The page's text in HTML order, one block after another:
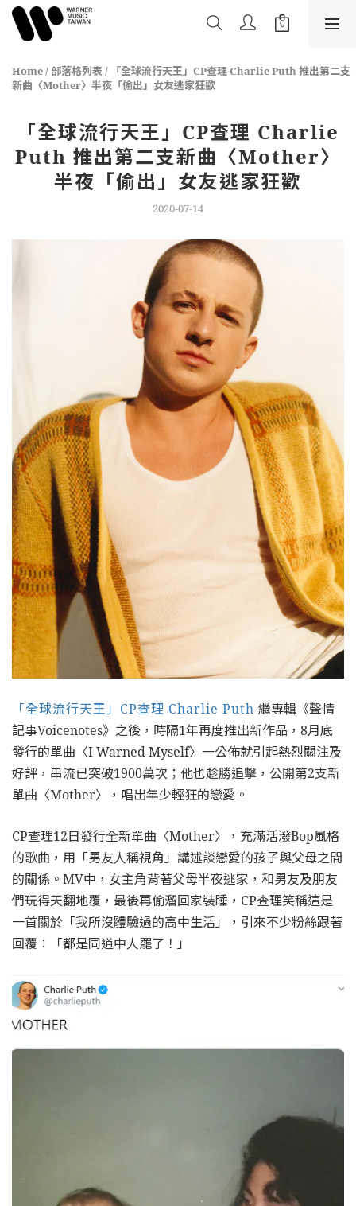
Home/ 部落格列表 /
「全球流行天王」CP查理 Charlie Puth 推出第二支
新曲〈Mother〉半夜「偷出」女友逃家狂歡
「全球流行天王」CP查理 Charlie
Puth 推出第二支新曲〈Mother〉
半夜「偷出」女友逃家狂歡
2020-07-14
「全球流行天王」CP查理 Charlie Puth 繼專輯《聲情
記事Voicenotes》之後，時隔1年再度推出新作品，8月底
發行的單曲〈I Warned Myself〉一公佈就引起熱烈關注及
好評，串流已突破1900萬次；他也趁勝追擊，公開第2支新
單曲〈Mother〉，唱出年少輕狂的戀愛。
CP查理12日發行全新單曲〈Mother〉，充滿活潑Bop風格
的歌曲，用「男友人稱視角」講述談戀愛的孩子與父母之間
的關係。MV中，女主角背著父母半夜逃家，和男友及朋友
們玩得天翻地覆，最後再偷溜回家裝睡，CP查理笑稱這是
一首關於「我所沒體驗過的高中生活」，引來不少粉絲跟著
回覆：「都是同道中人罷了！」